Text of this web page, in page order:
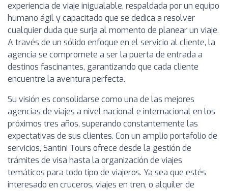
experiencia de viaje inigualable, respaldada por un equipo
humano ágil y capacitado que se dedica a resolver
cualquier duda que surja al momento de planear un viaje.
A través de un sólido enfoque en el servicio al cliente, la
agencia se compromete a ser la puerta de entrada a
destinos fascinantes, garantizando que cada cliente
encuentre la aventura perfecta.
Su visión es consolidarse como una de las mejores
agencias de viajes a nivel nacional e internacional en los
próximos tres años, superando constantemente las
expectativas de sus clientes. Con un amplio portafolio de
servicios, Santini Tours ofrece desde la gestión de
trámites de visa hasta la organización de viajes
temáticos para todo tipo de viajeros. Ya sea que estés
interesado en cruceros, viajes en tren, o alquiler de